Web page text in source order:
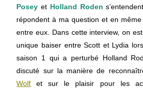
Posey et Holland Roden
répondent à ma question et en
entre eux. Dans cette interview, on
unique baiser entre Scott et Lydia
saison 1 qui a perturbé Holland
discuté sur la manière de
Wolf et sur le plaisir pour les